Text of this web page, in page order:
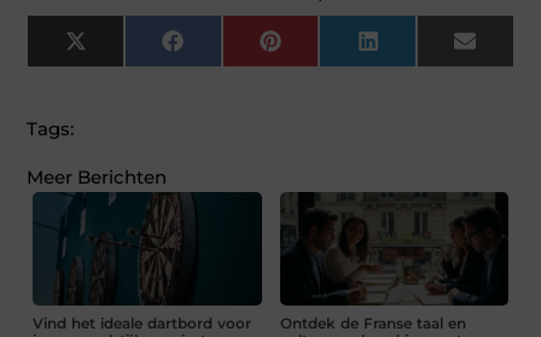
X
(Twitter)
Facebook Pinterest LinkedIn Email
Tags:
Meer Berichten
Vind het ideale dartbord voor
Ontdek de Franse taal en